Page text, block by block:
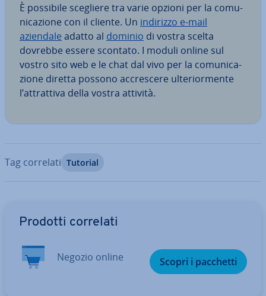
È possibile scegliere tra varie opzioni per la co­mu­
ni­ca­zio­ne con il cliente. Un indirizzo e-mail
aziendale adatto al dominio di vostra scelta
dovrebbe essere scontato. I moduli online sul
vostro sito web e le chat dal vivo per la co­mu­ni­ca­
zio­ne diretta possono ac­cre­sce­re ul­te­rior­men­te
l’at­trat­ti­va della vostra attività.
Tag correlati Tutorial
Prodotti correlati
Negozio online Scopri i pacchetti